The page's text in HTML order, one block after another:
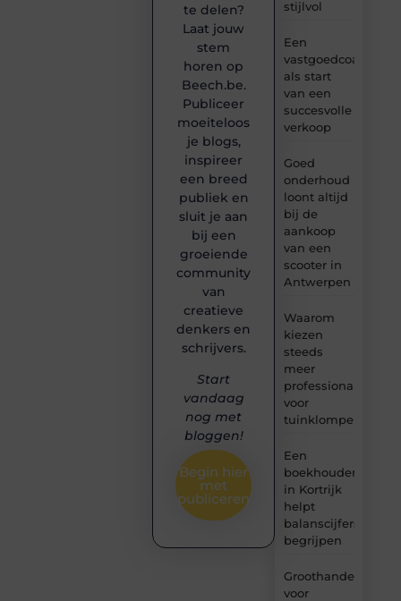
stijlvol
Een
vastgoedcoach
als start
van een
succesvolle
verkoop
Goed
onderhoud
loont altijd
bij de
aankoop
van een
scooter in
Antwerpen
Waarom
kiezen
steeds
meer
professionals
voor
tuinklompen?
Een
boekhouder
in Kortrijk
helpt
balanscijfers
begrijpen
Groothandel
voor
te delen?
Laat jouw
stem
horen op
Beech.be.
Publiceer
moeiteloos
je blogs,
inspireer
een breed
publiek en
sluit je aan
bij een
groeiende
community
van
creatieve
denkers en
schrijvers.
Start
vandaag
nog met
bloggen!
Begin hier
met
publiceren